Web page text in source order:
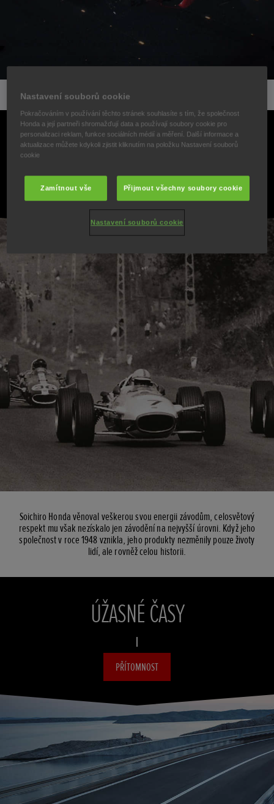
POHLED DO MINULOSTI
MINULOST
Soichiro Honda věnoval veškerou svou energii závodům, celosvětový
respekt mu však nezískalo jen závodění na nejvyšší úrovni. Když jeho
společnost v roce 1948 vznikla, jeho produkty nezměnily pouze životy
lidí, ale rovněž celou historii.
ÚŽASNÉ ČASY
PŘÍTOMNOST
Nastavení souborů cookie
Pokračováním v používání těchto stránek souhlasíte s tím, že společnost
Honda a její partneři shromažďují data a používají soubory cookie pro
personalizaci reklam, funkce sociálních médií a měření. Další informace a
aktualizace můžete kdykoli zjistit kliknutím na položku Nastavení souborů
cookie
Zamítnout vše Přijmout všechny soubory cookie
Nastavení souborů cookie